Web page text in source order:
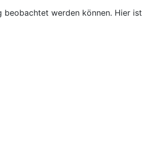
werden können. Hier